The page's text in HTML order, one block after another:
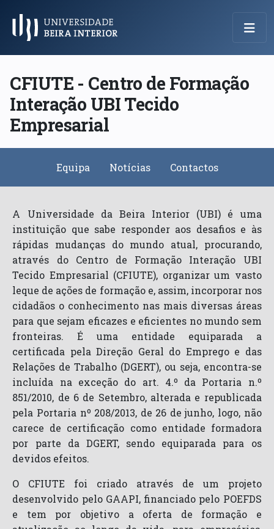
Menu Principal
CFIUTE - Centro de Formação
Interação UBI Tecido
Empresarial
Equipa Notícias Contactos
A Universidade da Beira Interior (UBI) é uma
instituição que sabe responder aos desafios e às
rápidas mudanças do mundo atual, procurando,
através do Centro de Formação Interação UBI
Tecido Empresarial (CFIUTE), organizar um vasto
leque de ações de formação e, assim, incorporar nos
cidadãos o conhecimento nas mais diversas áreas
para que sejam eficazes e eficientes no mundo sem
fronteiras. É uma entidade equiparada a
certificada pela Direção Geral do Emprego e das
Relações de Trabalho (DGERT), ou seja, encontra-se
incluída na exceção do art. 4.º da Portaria n.º
851/2010, de 6 de Setembro, alterada e republicada
pela Portaria nº 208/2013, de 26 de junho, logo, não
carece de certificação como entidade formadora
por parte da DGERT, sendo equiparada para os
devidos efeitos.
O CFIUTE foi criado através de um projeto
desenvolvido pelo GAAPI, financiado pelo POEFDS
e tem por objetivo a oferta de formação e